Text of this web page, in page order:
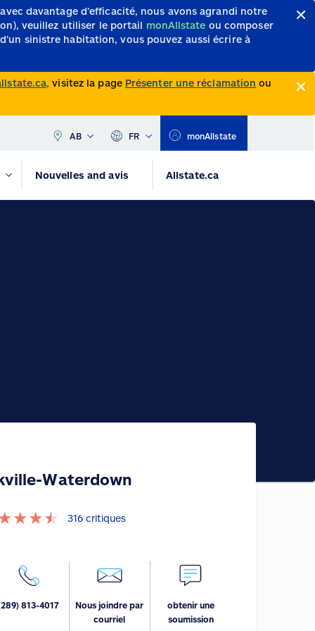
davantage d’efficacité, nous avons agrandi notre
veuillez utiliser le portail monAllstate ou composer
sinistre habitation, vous pouvez aussi écrire à
visitez la page Présenter une réclamation ou
AB FR monAllstate
Nouvelles and avis Allstate.ca
Waterdown
★★★ 316 critiques
813-4017
Nous joindre par
courriel
obtenir une
soumission